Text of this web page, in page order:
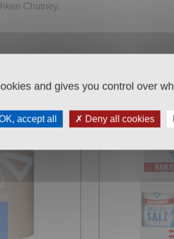
Chutney.
and gives you control over
accept all Deny all cookies